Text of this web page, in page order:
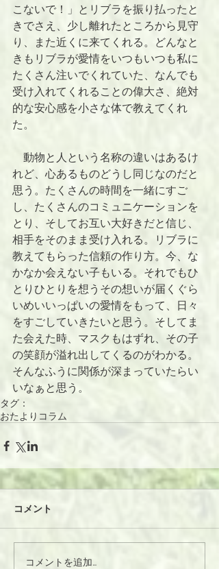
こないで！」とリブラを振り払ったと
きでさえ、少し離れたところから見守
り、また近くに来てくれる。どんなと
きもリブラが愛情をいつもいつも私に
たくさん注いでくれていた、なんでも
受け入れてくれることの偉大さ、絶対
的な安心感を小さな体で教えてくれ
た。
動物と人という名称の違いはあるけ
れど、心あるものどうし同じなのだと
思う。たくさんの時間を一緒にすご
し、たくさんのコミュニケーションを
とり、そしてお互い大好きだと信じ、
相手をそのまま受け入れる。リブラに
教えてもらった信頼の作り方。今、な
かなか会えない子もいる。それでもひ
とりひとりを想うその想いが届くぐら
いめいいっぱいの愛情をもって、日々
をすごしていきたいと思う。そしてま
た会えた時、マスクもはずれ、その子
の笑顔が溢れ出してくるのがわかる。
そんなふうに関係が深まっていたらい
いなぁと思う。
タグ：
おたよりコラム
コメント
コメントを追加…